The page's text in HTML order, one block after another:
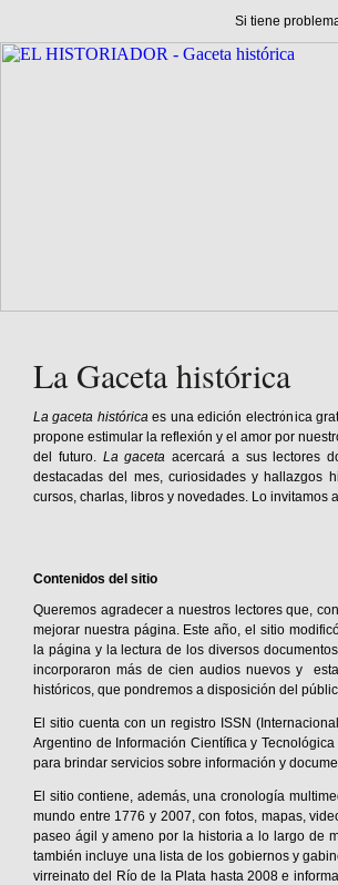
Si tiene
La Gaceta histórica
La gaceta históricaes una edición electrónica
propone estimular la reflexión y el amor por
del futuro. La gaceta acercará a sus lectores
destacadas del mes, curiosidades y hallazgos
cursos, charlas, libros y novedades. Lo invitamos
Contenidos del sitio
Queremos agradecer a nuestros lectores que,
mejorar nuestra página. Este año, el sitio
la página y la lectura de los diversos
incorporaron más de cien audios nuevos y
históricos, que pondremos a disposición del
El sitio cuenta con un registro ISSN
Argentino de Información Científica y
para brindar servicios sobre información y
El sitio contiene, además, una cronología
mundo entre 1776 y 2007, con fotos, mapas,
paseo ágil y ameno por la historia a lo largo de
también incluye una lista de los gobiernos y
virreinato del Río de la Plata hasta 2008 e